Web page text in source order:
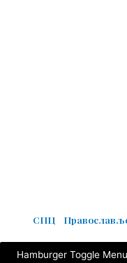
СПЦ
Hamburger Toggle Menu